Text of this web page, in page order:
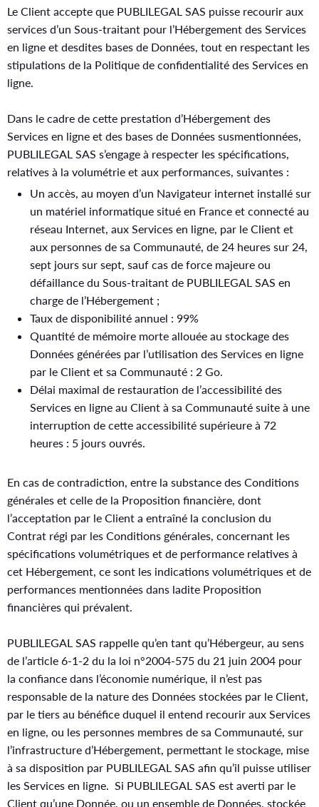
Le Client accepte que PUBLILEGAL SAS puisse recourir aux
services d’un Sous-traitant pour l’Hébergement des Services
en ligne et desdites bases de Données, tout en respectant les
stipulations de la Politique de confidentialité des Services en
ligne.
Dans le cadre de cette prestation d’Hébergement des
Services en ligne et des bases de Données susmentionnées,
PUBLILEGAL SAS s’engage à respecter les spécifications,
relatives à la volumétrie et aux performances, suivantes :
Un accès, au moyen d’un Navigateur internet installé sur
un matériel informatique situé en France et connecté au
réseau Internet, aux Services en ligne, par le Client et
aux personnes de sa Communauté, de 24 heures sur 24,
sept jours sur sept, sauf cas de force majeure ou
défaillance du Sous-traitant de PUBLILEGAL SAS en
charge de l’Hébergement ;
Taux de disponibilité annuel : 99%
Quantité de mémoire morte allouée au stockage des
Données générées par l’utilisation des Services en ligne
par le Client et sa Communauté : 2 Go.
Délai maximal de restauration de l’accessibilité des
Services en ligne au Client à sa Communauté suite à une
interruption de cette accessibilité supérieure à 72
heures : 5 jours ouvrés.
En cas de contradiction, entre la substance des Conditions
générales et celle de la Proposition financière, dont
l’acceptation par le Client a entraîné la conclusion du
Contrat régi par les Conditions générales, concernant les
spécifications volumétriques et de performance relatives à
cet Hébergement, ce sont les indications volumétriques et de
performances mentionnées dans ladite Proposition
financières qui prévalent.
PUBLILEGAL SAS rappelle qu’en tant qu’Hébergeur, au sens
de l’article 6-1-2 du la loi n°2004-575 du 21 juin 2004 pour
la confiance dans l’économie numérique, il n’est pas
responsable de la nature des Données stockées par le Client,
par le tiers au bénéfice duquel il entend recourir aux Services
en ligne, ou les personnes membres de sa Communauté, sur
l’infrastructure d’Hébergement, permettant le stockage, mise
à sa disposition par PUBLILEGAL SAS afin qu’il puisse utiliser
les Services en ligne. Si PUBLILEGAL SAS est averti par le
Client qu’une Donnée, ou un ensemble de Données, stockée